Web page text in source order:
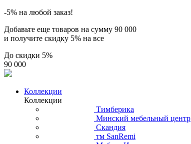
-5% на любой заказ!
Добавьте еще товаров на сумму 90 000
и получите скидку 5% на все
До скидки 5%
90 000
Коллекции
Коллекции
Тимберика
Минский мебельный центр
Скандия
тм SanRemi